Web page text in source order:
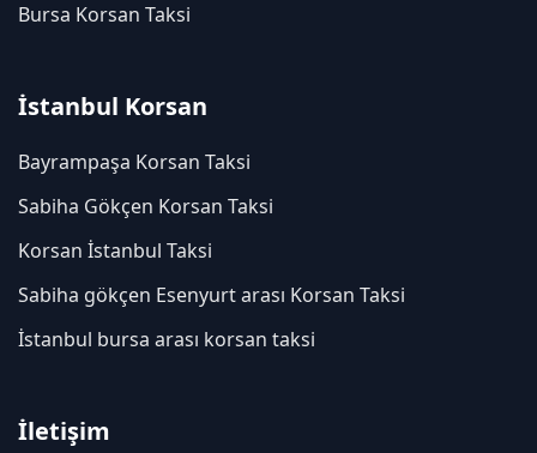
Bursa Korsan Taksi
İstanbul Korsan
Bayrampaşa Korsan Taksi
Sabiha Gökçen Korsan Taksi
Korsan İstanbul Taksi
Sabiha gökçen Esenyurt arası Korsan Taksi
İstanbul bursa arası korsan taksi
İletişim